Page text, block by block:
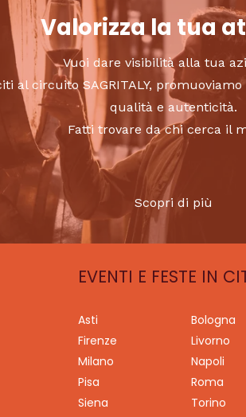
Valorizza la tua
Vuoi dare visibilità alla tua
al circuito SAGRITALY,
qualità e autenticità.
Fatti trovare da chi cerca il
Scopri di più
EVENTI E FESTE IN
Asti Bologna
Firenze
Livorno
Milano
Napoli
Pisa
Roma
Siena
Torino